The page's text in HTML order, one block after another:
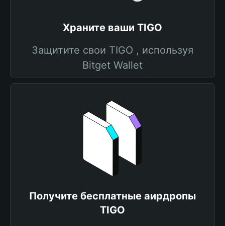
Храните ваши TIGO
Защитите свои TIGO , используя
Bitget Wallet
Получите бесплатные аирдропы
TIGO